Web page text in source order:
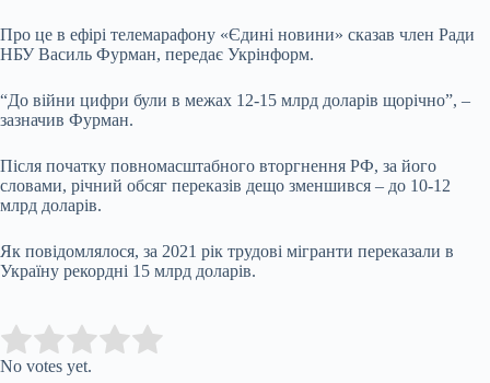
Про це в ефірі телемарафону «Єдині новини» сказав член Ради
НБУ Василь Фурман, передає Укрінформ.
“До війни цифри були в межах 12-15 млрд доларів щорічно”, –
зазначив Фурман.
Після початку повномасштабного вторгнення РФ, за його
словами, річний обсяг переказів дещо зменшився – до 10-12
млрд доларів.
Як повідомлялося, за 2021 рік трудові мігранти переказали в
Україну рекордні 15 млрд доларів.
Rate this item:
No votes yet.